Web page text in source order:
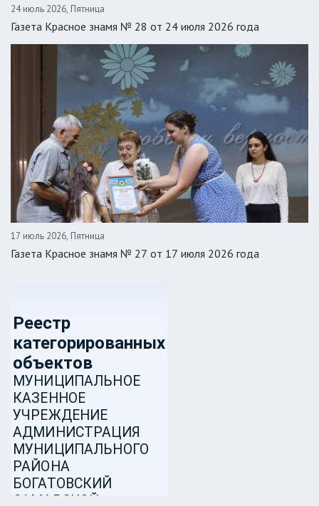
24 июль 2026, Пятница
Газета Красное знамя № 28 от 24 июля 2026 года
17 июль 2026, Пятница
Газета Красное знамя № 27 от 17 июля 2026 года